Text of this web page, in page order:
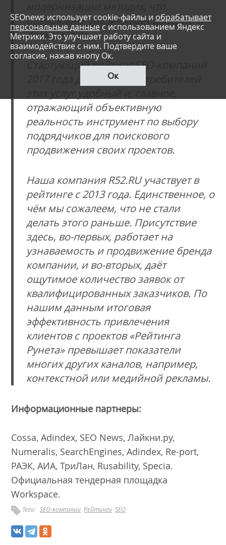
безусловно, увеличивает доверие к
результатам.
Стартующий рейтинг SEO-компаний
2017 года дает в руки потребителей
отражающий объективную
реальность инструмент по выбору
подрядчиков для поискового
продвижения своих проектов.
Наша компания R52.RU участвует в
рейтинге с 2013 года. Единственное, о
чём мы сожалеем, что не стали
делать этого раньше. Присутствие
здесь, во-первых, работает на
узнаваемость и продвижение бренда
компании, и во-вторых, даёт
ощутимое количество заявок от
квалифицированных заказчиков. По
нашим данным итоговая
эффективность привлечения
клиентов с проектов «Рейтинга
Рунета» превышает показатели
многих других каналов, например,
контекстной или медийной рекламы.
Информационные партнеры:
Cossa, Аdindex, SEO News, Лайкни.ру,
Numeralis, SearchEngines, Аdindex, Re-port,
РАЭК, АИА, ТриЛан, Rusability, Specia.
Официальная тендерная площадка
Workspace.
Теги: SEO-компании Рейтинги SEO
SEOnews использует cookie-файлы и обрабатывает
персональные данныес использованием Яндекс
Метрики. Это улучшает работу сайта и
взаимодействие с ним. Подтвердите ваше
согласие, нажав кнопу Ок.
Ок